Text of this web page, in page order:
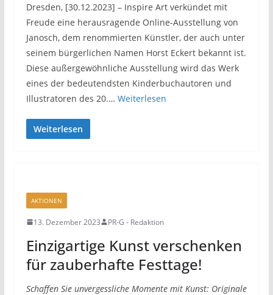
Dresden, [30.12.2023] – Inspire Art verkündet mit
Freude eine herausragende Online-Ausstellung von
Janosch, dem renommierten Künstler, der auch unter
seinem bürgerlichen Namen Horst Eckert bekannt ist.
Diese außergewöhnliche Ausstellung wird das Werk
eines der bedeutendsten Kinderbuchautoren und
Illustratoren des 20.… Weiterlesen
Weiterlesen
AKTIONEN
13. Dezember 2023 PR-G - Redaktion
Einzigartige Kunst verschenken
für zauberhafte Festtage!
Schaffen Sie unvergessliche Momente mit Kunst: Originale